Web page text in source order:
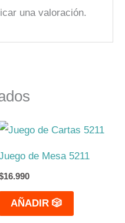
una valoración.
de Mesa 5211
16.990
AÑADIR 🎲